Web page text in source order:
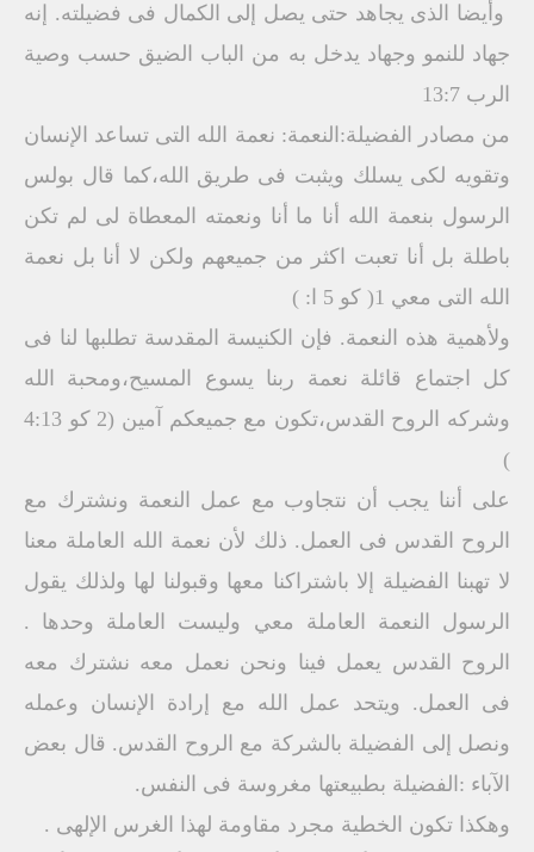
‏ وأيضا الذى يجاهد حتى يصل إلى الكمال فى فضيلته. إنه
جهاد للنمو وجهاد يدخل به من الباب الضيق حسب وصية
الرب 13:7
من مصادر الفضيلة:النعمة: ‏نعمة الله التى تساعد الإنسان
وتقويه لكى يسلك ويثبت فى طريق الله،كما قال بولس
الرسول بنعمة الله أنا ما أنا ونعمته المعطاة لى لم تكن
باطلة بل أنا تعبت اكثر من جميعهم ولكن لا أنا بل نعمة
الله التى معي 1( ‏كو 5 ‏ا: )
ولأهمية هذه النعمة. فإن الكنيسة المقدسة تطلبها لنا فى
كل اجتماع قائلة نعمة ربنا يسوع المسيح،ومحبة الله
وشركه الروح القدس،تكون مع جميعكم آمين (2 ‏كو 4:13
‏)
على أننا يجب أن نتجاوب مع عمل النعمة ونشترك مع
الروح القدس فى العمل. ذلك لأن نعمة الله العاملة معنا
لا تهبنا الفضيلة إلا باشتراكنا معها وقبولنا لها ولذلك يقول
الرسول النعمة العاملة معي وليست العاملة وحدها .
الروح القدس يعمل فينا ونحن نعمل معه نشترك معه
فى العمل. ويتحد عمل الله مع إرادة الإنسان وعمله
ونصل إلى الفضيلة بالشركة مع الروح القدس. ‏قال بعض
الآباء :الفضيلة بطبيعتها مغروسة فى النفس.
وهكذا تكون الخطية مجرد مقاومة لهذا الغرس الإلهى .